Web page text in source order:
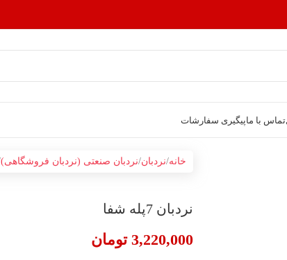
تماس با ماپیگیری سفارشات
خانه نردبان نردبان صنعتی (نردبان فروشگاهی)
نردبان 7پله شفا
3,220,000 تومان